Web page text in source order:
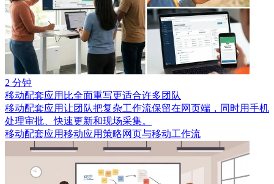
2 分钟
移动配套应用比全面重写更适合许多团队
移动配套应用让团队把复杂工作流保留在网页端，同时用手机
处理审批、快速更新和现场采集。
移动配套应用移动应用策略网页与移动工作流